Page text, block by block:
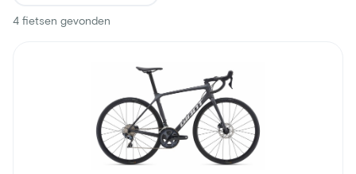
4 fietsen gevonden